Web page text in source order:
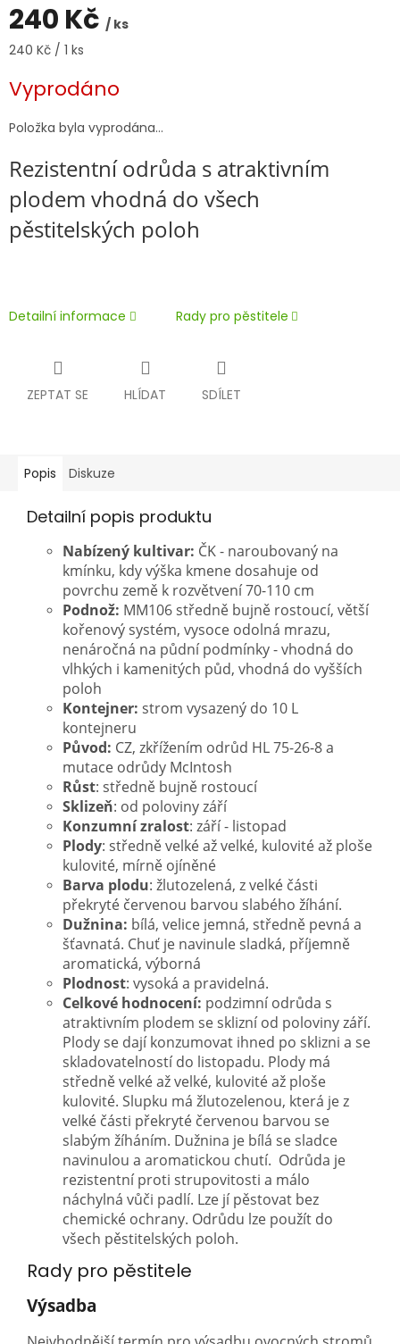
240 Kč / ks
Měrná
240 Kč / 1 ks
Vyprodáno
Položka byla vyprodána…
Rezistentní odrůda s atraktivním
plodem vhodná do všech
pěstitelských poloh
Detailní informace Rady pro pěstitele
ZEPTAT SE HLÍDAT SDÍLET
Popis Diskuze
Detailní popis produktu
Nabízený kultivar: ČK - naroubovaný na
kmínku, kdy výška kmene dosahuje od
povrchu země k rozvětvení 70-110 cm
Podnož: MM106 středně bujně rostoucí, větší
kořenový systém, vysoce odolná mrazu,
nenáročná na půdní podmínky - vhodná do
vlhkých i kamenitých půd, vhodná do vyšších
poloh
Kontejner: strom vysazený do 10 L
kontejneru
Původ: CZ, zkřížením odrůd HL 75-26-8 a
mutace odrůdy McIntosh
Růst: středně bujně rostoucí
Sklizeň: od poloviny září
Konzumní zralost: září - listopad
Plody: středně velké až velké, kulovité až ploše
kulovité, mírně ojíněné
Barva plodu: žlutozelená, z velké části
překryté červenou barvou slabého žíhání.
Dužnina: bílá, velice jemná, středně pevná a
šťavnatá. Chuť je navinule sladká, příjemně
aromatická, výborná
Plodnost: vysoká a pravidelná.
Celkové hodnocení: podzimní odrůda s
atraktivním plodem se sklizní od poloviny září.
Plody se dají konzumovat ihned po sklizni a se
skladovatelností do listopadu. Plody má
středně velké až velké, kulovité až ploše
kulovité. Slupku má žlutozelenou, která je z
velké části překryté červenou barvou se
slabým žíháním. Dužnina je bílá se sladce
navinulou a aromatickou chutí. Odrůda je
rezistentní proti strupovitosti a málo
náchylná vůči padlí. Lze jí pěstovat bez
chemické ochrany. Odrůdu lze použít do
všech pěstitelských poloh.
Rady pro pěstitele
Výsadba